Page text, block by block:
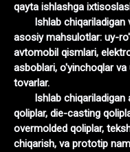
qayta ishlashga
Ishlab chiqariladigan
asosiy mahsulotlar: uy-
avtomobil qismlari,
asboblari, o'yinchoqlar
tovarlar.
Ishlab chiqariladigan
qoliplar, die-casting
overmolded qoliplar,
chiqarish, va prototip
Shablonlar
Plastik mahsulotlar
Ishlab chiqarish
Biz bilan bog'laning